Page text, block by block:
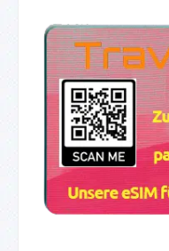
Bildergalerie überspringen